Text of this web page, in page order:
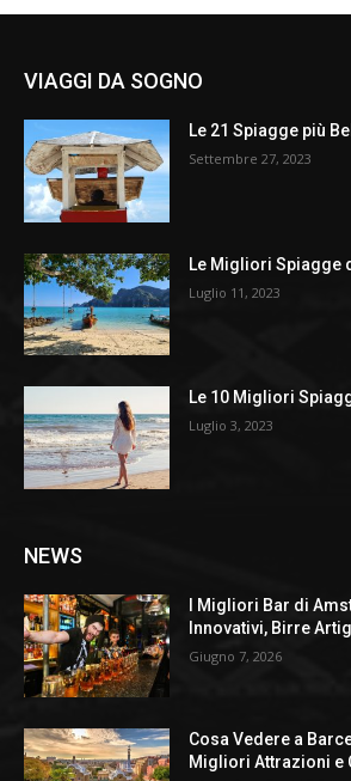
VIAGGI DA SOGNO
Le 21 Spiagge più
Settembre 27, 2023
Le Migliori Spiagge
Luglio 11, 2023
Le 10 Migliori
Luglio 3, 2023
NEWS
I Migliori Bar di
Innovativi, Birre
Giugno 7, 2026
Cosa Vedere a
Migliori Attrazioni e